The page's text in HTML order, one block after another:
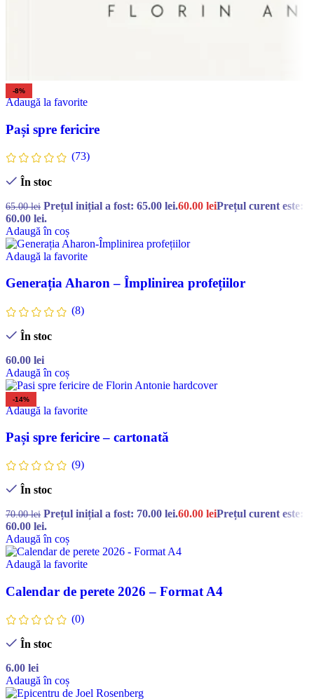
-8%
Adaugă la favorite
Pași spre fericire
(73)
În stoc
65.00lei Prețul inițial a fost: 65.00 lei.60.00 leiPrețul curent este:
60.00 lei.
Adaugă în coș
Adaugă la favorite
Generația Aharon – Împlinirea profețiilor
(8)
În stoc
60.00 lei
Adaugă în coș
-14%
Adaugă la favorite
Pași spre fericire – cartonată
(9)
În stoc
70.00lei Prețul inițial a fost: 70.00 lei.60.00 leiPrețul curent este:
60.00 lei.
Adaugă în coș
Adaugă la favorite
Calendar de perete 2026 – Format A4
(0)
În stoc
6.00 lei
Adaugă în coș